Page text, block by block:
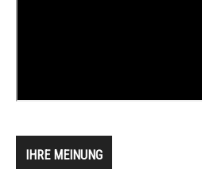
IHRE MEINUNG